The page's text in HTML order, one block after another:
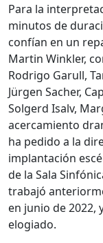
Para la
minutos de
confían en un
Martin Winkler,
Rodrigo Garull,
Jürgen Sacher,
Solgerd Isalv,
acercamiento
ha pedido a la
implantación
de la Sala
trabajó
en junio de 2022,
elogiado.